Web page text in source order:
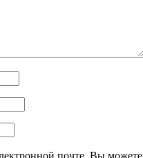
почте. Вы можете